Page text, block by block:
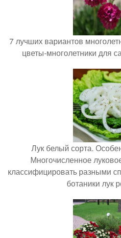
7 лучших вариантов
цветы-многолетники для
Лук белый сорта.
Многочисленное
классифицировать разными
ботаники лук